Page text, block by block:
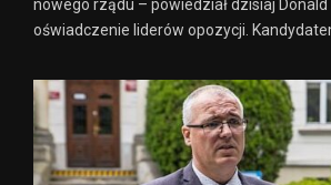
nowego rządu – powiedział dzisiaj
oświadczenie liderów opozycji.